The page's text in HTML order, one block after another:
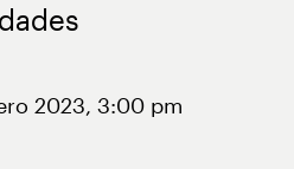
2023, 3:00 pm